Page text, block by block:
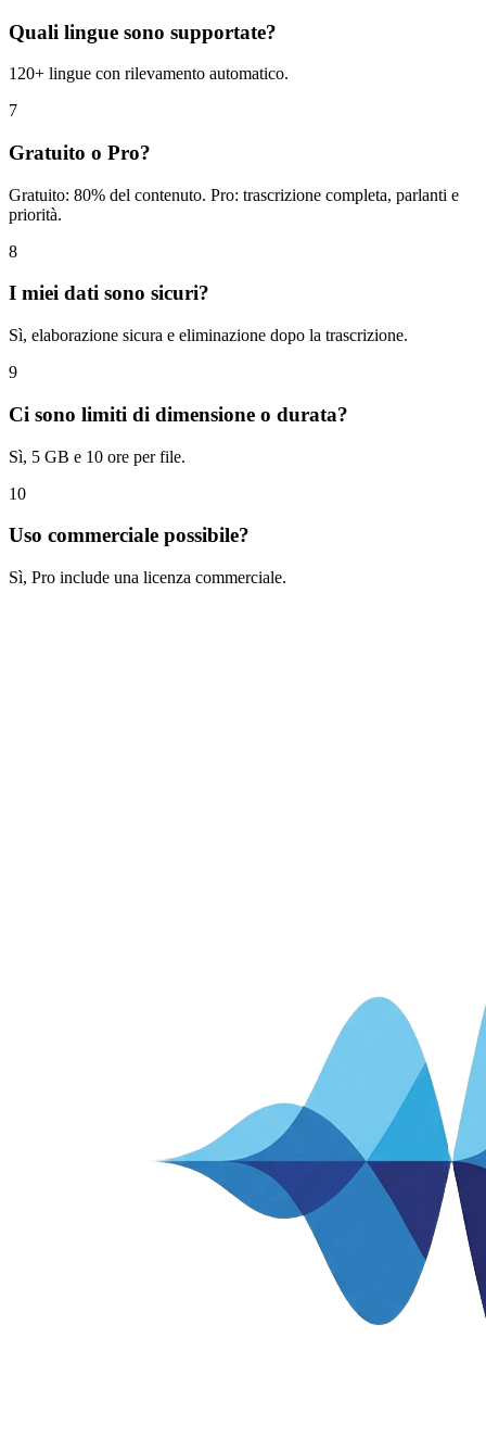
Quali lingue sono supportate?
120+ lingue con rilevamento automatico.
7
Gratuito o Pro?
Gratuito: 80% del contenuto. Pro: trascrizione completa, parlanti e
priorità.
8
I miei dati sono sicuri?
Sì, elaborazione sicura e eliminazione dopo la trascrizione.
9
Ci sono limiti di dimensione o durata?
Sì, 5 GB e 10 ore per file.
10
Uso commerciale possibile?
Sì, Pro include una licenza commerciale.